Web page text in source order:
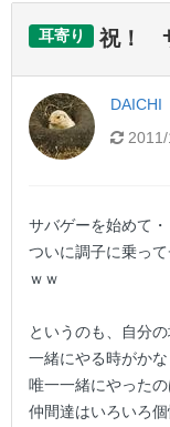
耳寄り 祝！
DAICHI
サバゲーを始めて
ついに調子に乗っ
ｗｗ
というのも、自分
一緒にやる時がか
唯一一緒にやったの
仲間達はいろいろ